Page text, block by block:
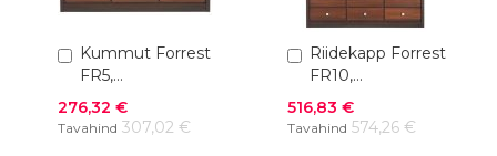
Kummut Forrest
FR5,
144,4x41,5xK89,8
cm
Soodushind
276,32 €
Tavahind 307,02 €
Lisa
ostukorvi
Riidekapp Forrest
FR10,
152,7x57,5xK200,4
cm
Soodushind
516,83 €
Tavahind 574,26 €
Lisa
ostukorvi